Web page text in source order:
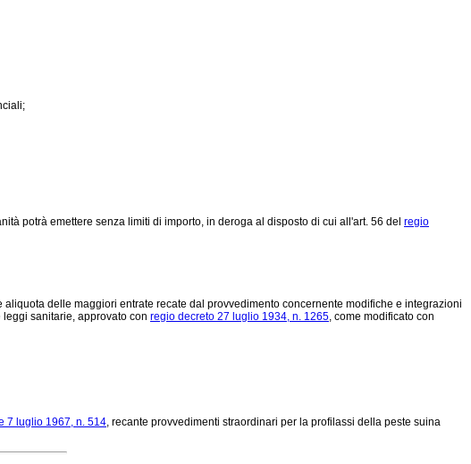
potrà emettere senza limiti di importo, in deroga al disposto di cui all'art. 56 del regio
delle maggiori entrate recate dal provvedimento concernente modifiche e integrazioni
sanitarie, approvato con regio decreto 27 luglio 1934, n. 1265, come modificato con
7 luglio 1967, n. 514, recante provvedimenti straordinari per la profilassi della peste suina